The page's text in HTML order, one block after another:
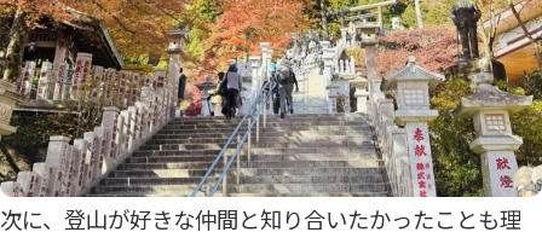
次に、登山が好きな仲間と知り合いたかったことも理